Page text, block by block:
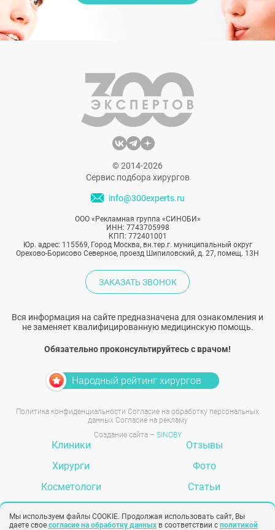
© 2014-2026
Сервис подбора хирургов
info@300experts.ru
ООО «Рекламная группа «СИНОБИ»
ИНН: 7743705998
КПП: 772401001
Юр. адрес: 115569, Город Москва, вн.тер.г. муниципальный округ
Орехово-Борисово Северное, проезд Шипиловский, д. 27, помещ. 13Н
ЗАКАЗАТЬ ЗВОНОК
Вся информация на сайте предназначена для ознакомления и
не заменяет квалифицированную медицинскую помощь.
Обязательно проконсультируйтесь с врачом!
Народный рейтинг хирургов
Политика конфиденциальности Согласие на обработку персональных
данных Согласие на рекламу
Создание сайта – SINOBY
Клиники
Хирурги
Косметологи
Отзывы
Фото
Статьи
Мы используем файлы COOKIE. Продолжая использовать сайт, Вы
даете свое согласие на обработку данных в соответствии с политикой